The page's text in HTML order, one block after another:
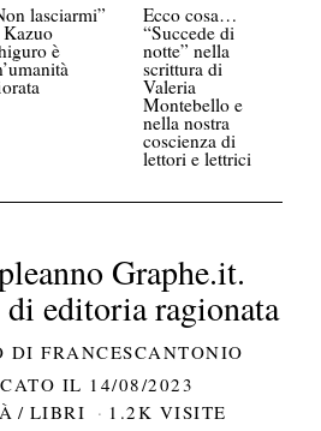
lasciarmi”
è
Ecco cosa…
“Succede di
notte” nella
scrittura di
Valeria
Montebello e
nella nostra
coscienza di
lettori e lettrici
Graphe.it.
editoria ragionata
DI FRANCESCANTONIO
IL 14/08/2023
/ LIBRI 1.2K VISITE